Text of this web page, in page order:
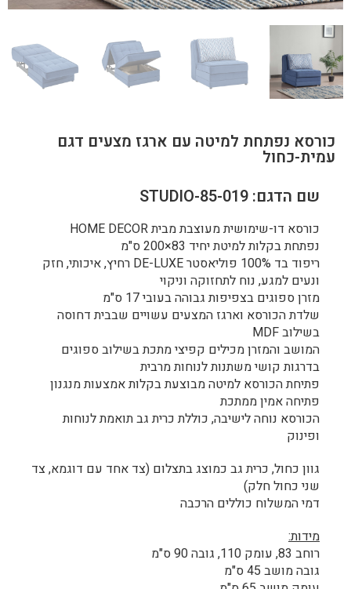
כורסא נפתחת למיטה עם ארגז מצעים דגם
עמית-כחול
שם הדגם: STUDIO-85-019
כורסא דו-שימושית מעוצבת מבית HOME DECOR
נפתחת בקלות למיטת יחיד 83×200 ס"מ
ריפוד בד 100% פוליאסטר DE-LUXE רחיץ, איכותי, חזק
ונעים למגע, נוח לתחזוקה וניקוי
מזרן ספוגים בצפיפות גבוהה בעובי 17 ס"מ
שלדת הכורסא וארגז המצעים עשויים שבבית דחוסה
בשילוב MDF
המושב והמזרן מכילים קפיצי מתכת בשילוב ספוגים
בדרגות קושי משתנות לנוחות מרבית
פתיחת הכורסא למיטה מבוצעת בקלות אמצעות מנגנון
פתיחה אמין ממתכת
הכורסא נוחה לישיבה, כוללת כרית גב תואמת לנוחות
ופינוק
גוון כחול, כרית גב כמוצג בתצלום (צד אחד עם דוגמא, צד
שני כחול חלק)
דמי המשלוח כוללים הרכבה
מידות:
רוחב 83, עומק 110, גובה 90 ס"מ
גובה מושב 45 ס"מ